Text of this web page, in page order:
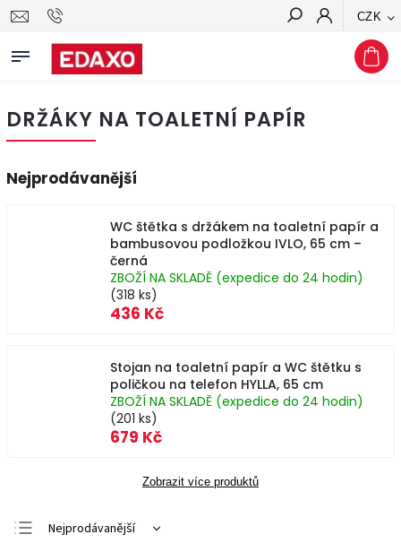
CZK
Hledat
DRŽÁKY NA TOALETNÍ PAPÍR
Nejprodávanější
WC štětka s držákem na toaletní papír a
bambusovou podložkou IVLO, 65 cm –
černá
ZBOŽÍ NA SKLADĚ (expedice do 24 hodin)
(318 ks)
436 Kč
Stojan na toaletní papír a WC štětku s
poličkou na telefon HYLLA, 65 cm
ZBOŽÍ NA SKLADĚ (expedice do 24 hodin)
(201 ks)
679 Kč
Zobrazit více produktů
Nejprodávanější